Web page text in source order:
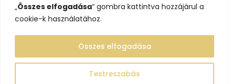
„Összes elfogadása” gombra kattintva hozzájárul a
cookie-k használatához.
Testreszabás
Összes elfogadása